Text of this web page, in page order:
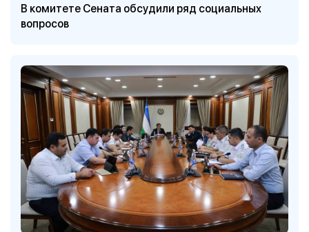
В комитете Cената обсудили ряд социальных
вопросов